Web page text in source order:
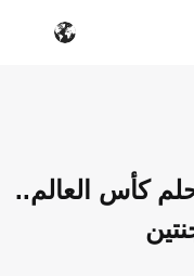
كأس العالم..